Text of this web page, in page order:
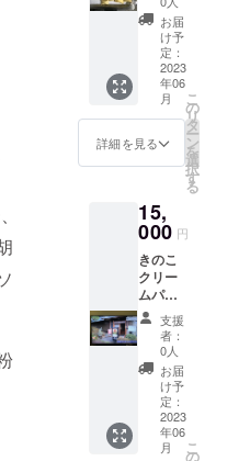
ステリ
アciao
三重県
名張市
上八町
1321-1
名張市
民セン
www.os
teria-
ciao.co
m
ルト食
品10
セット
＋5000
円のお
食事券
利用期
間2023
年6月1
日から
9月30日
まで、
下記の
お店の
みでご
使用可
能 古民
家レス
トラン
オステ
リア
ciao 三
重県名
張市上
八町
お届
け予
定：
2023
年06
月
詳細を見る
こ
の
リ
タ
ー
ン
を
選
択
す
る
15,
000 円
きのこ
クリー
ムパス
タソー
スのレ
トルト
食品5
セット
＋ホー
ムペー
ジ等に
お名前
支援
者：
0人
お届
け予
定：
2023
年06
月
こ
の